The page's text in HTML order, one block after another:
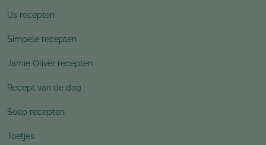
IJs recepten
Simpele recepten
Jamie Oliver recepten
Recept van de dag
Soep recepten
Toetjes